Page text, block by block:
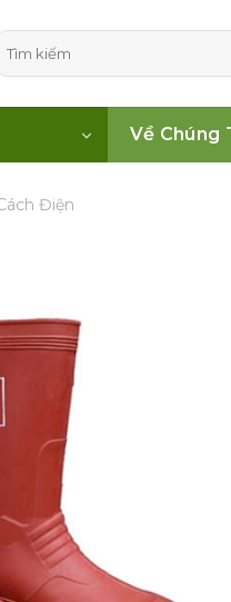
kiếm:
Về Chúng
Điện